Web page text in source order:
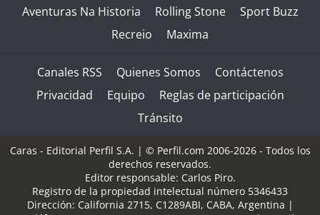
Aventuras Na Historia
Rolling Stone
Sport Buzz
Recreio
Maxima
Canales RSS Quienes Somos
Contáctenos
Privacidad
Equipo
Reglas de participación
Tránsito
Caras - Editorial Perfil S.A. | © Perfil.com 2006-2026 - Todos los
derechos reservados.
Editor responsable: Carlos Piro.
Registro de la propiedad intelectual número 5346433
Dirección: California 2715, C1289ABI, CABA, Argentina |